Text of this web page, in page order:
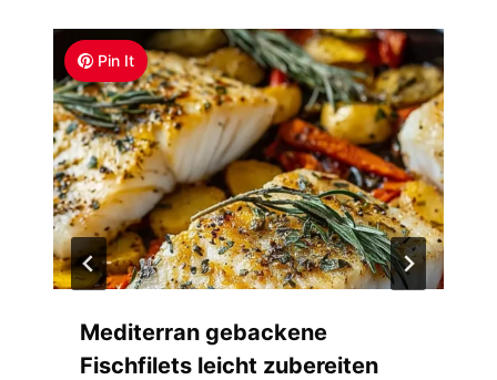
Pin It
Mediterran gebackene
Fischfilets leicht zubereiten